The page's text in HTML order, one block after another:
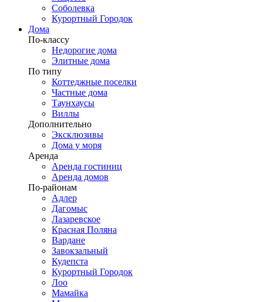
Соболевка
Курортный Городок
Дома
По-классу
Недорогие дома
Элитные дома
По типу
Коттеджные поселки
Частные дома
Таунхаусы
Виллы
Дополнительно
Эксклюзивы
Дома у моря
Аренда
Аренда гостиниц
Аренда домов
По-районам
Адлер
Дагомыс
Лазаревское
Красная Поляна
Вардане
Завокзальный
Кудепста
Курортный Городок
Лоо
Мамайка